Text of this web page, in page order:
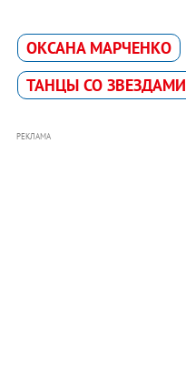
ОКСАНА МАРЧЕНКО
ТАНЦЫ СО ЗВЕЗДАМИ
РЕКЛАМА